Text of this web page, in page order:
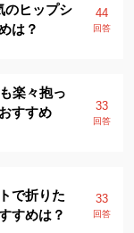
のヒップシ
は？
44
回答
楽々抱っ
すすめ
33
回答
で折りた
すめは？
33
回答